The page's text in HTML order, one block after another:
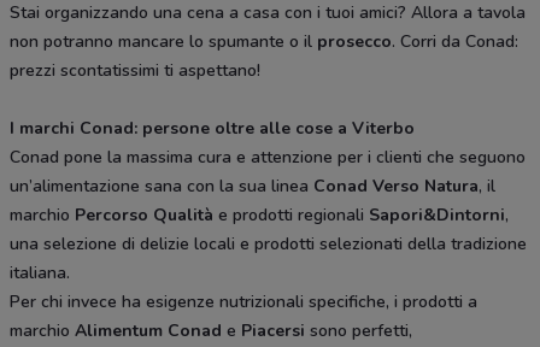
Stai organizzando una cena a casa con i tuoi amici? Allora a tavola
non potranno mancare lo spumante o il prosecco. Corri da Conad:
prezzi scontatissimi ti aspettano!
I marchi Conad: persone oltre alle cose a Viterbo
Conad pone la massima cura e attenzione per i clienti che seguono
un’alimentazione sana con la sua linea Conad Verso Natura, il
marchio Percorso Qualità e prodotti regionali Sapori&Dintorni,
una selezione di delizie locali e prodotti selezionati della tradizione
italiana.
Per chi invece ha esigenze nutrizionali specifiche, i prodotti a
marchio Alimentum Conad e Piacersi sono perfetti,